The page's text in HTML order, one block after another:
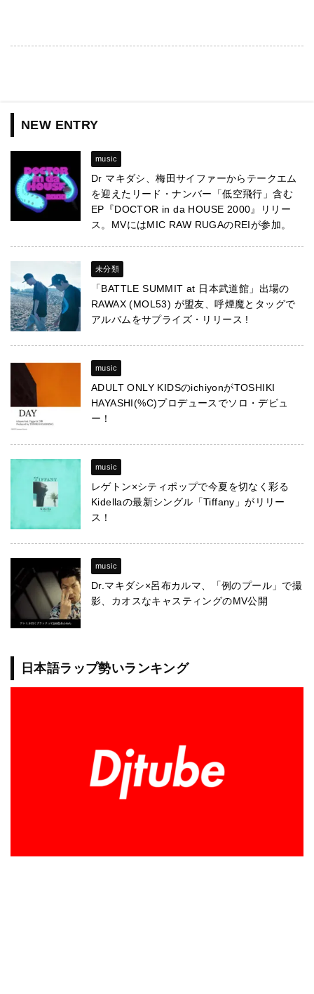
NEW ENTRY
music
Dr マキダシ、梅田サイファーからテークエム
を迎えたリード・ナンバー「低空飛行」含む
EP『DOCTOR in da HOUSE 2000』リリー
ス。MVにはMIC RAW RUGAのREIが参加。
未分類
「BATTLE SUMMIT at 日本武道館」出場の
RAWAX (MOL53) が盟友、呼煙魔とタッグで
アルバムをサプライズ・リリース !
music
ADULT ONLY KIDSのichiyonがTOSHIKI
HAYASHI(%C)プロデュースでソロ・デビュ
ー！
music
レゲトン×シティポップで今夏を切なく彩る
Kidellaの最新シングル「Tiffany」がリリー
ス！
music
Dr.マキダシ×呂布カルマ、「例のプール」で撮
影、カオスなキャスティングのMV公開
日本語ラップ勢いランキング